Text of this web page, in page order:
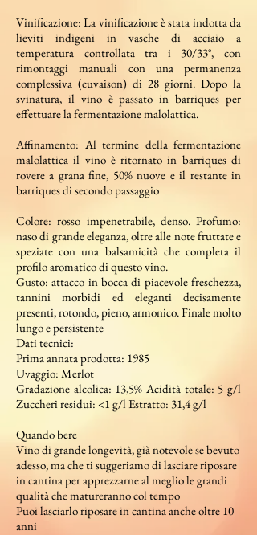
Vinificazione: La vinificazione è stata indotta da
lieviti indigeni in vasche di acciaio a
temperatura controllata tra i 30/33°, con
rimontaggi manuali con una permanenza
complessiva (cuvaison) di 28 giorni. Dopo la
svinatura, il vino è passato in barriques per
effettuare la fermentazione malolattica.
Affinamento: Al termine della fermentazione
malolattica il vino è ritornato in barriques di
rovere a grana fine, 50% nuove e il restante in
barriques di secondo passaggio
Colore: rosso impenetrabile, denso. Profumo:
naso di grande eleganza, oltre alle note fruttate e
speziate con una balsamicità che completa il
profilo aromatico di questo vino.
Gusto: attacco in bocca di piacevole freschezza,
tannini morbidi ed eleganti decisamente
presenti, rotondo, pieno, armonico. Finale molto
lungo e persistente
Dati tecnici:
Prima annata prodotta: 1985
Uvaggio: Merlot
Gradazione alcolica: 13,5% Acidità totale: 5 g/l
Zuccheri residui: <1 g/l Estratto: 31,4 g/l
Quando bere
Vino di grande longevità, già notevole se bevuto
adesso, ma che ti suggeriamo di lasciare riposare
in cantina per apprezzarne al meglio le grandi
qualità che matureranno col tempo
Puoi lasciarlo riposare in cantina anche oltre 10
anni